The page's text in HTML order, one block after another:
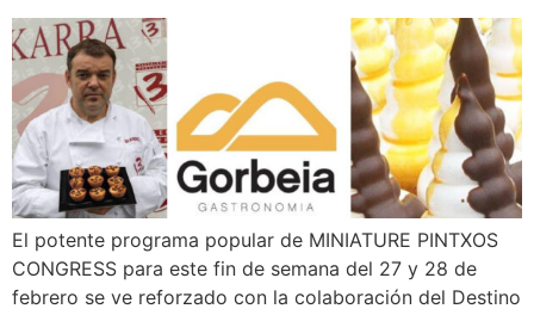
El potente programa popular de MINIATURE PINTXOS
CONGRESS para este fin de semana del 27 y 28 de
febrero se ve reforzado con la colaboración del Destino